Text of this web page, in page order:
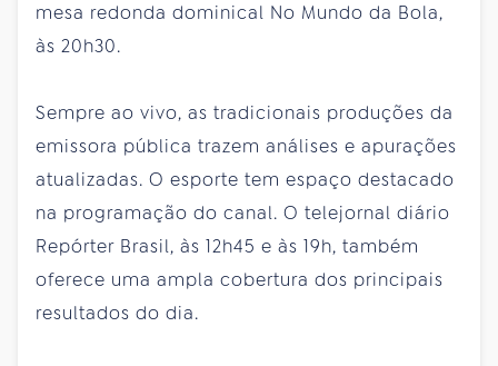
mesa redonda dominical No Mundo da Bola,
às 20h30.
Sempre ao vivo, as tradicionais produções da
emissora pública trazem análises e apurações
atualizadas. O esporte tem espaço destacado
na programação do canal. O telejornal diário
Repórter Brasil, às 12h45 e às 19h, também
oferece uma ampla cobertura dos principais
resultados do dia.